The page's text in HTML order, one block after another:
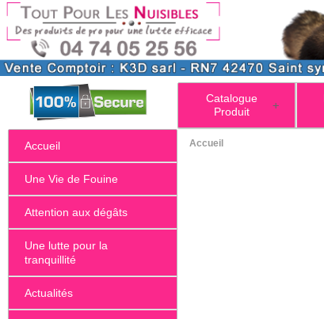
+
Catalogue
Produit
Accueil
Une Vie de Fouine
Attention aux dégâts
Une lutte pour la
tranquillité
Actualités
Accueil